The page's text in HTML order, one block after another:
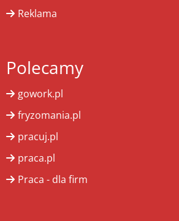
Reklama
Polecamy
gowork.pl
fryzomania.pl
pracuj.pl
praca.pl
Praca - dla firm